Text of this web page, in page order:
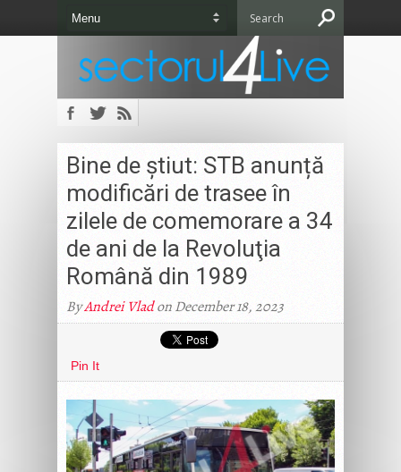
Bine de știut: STB anunță
modificări de trasee în
zilele de comemorare a 34
de ani de la Revoluţia
Română din 1989
ByAndrei Vladon December 18, 2023
Pin It